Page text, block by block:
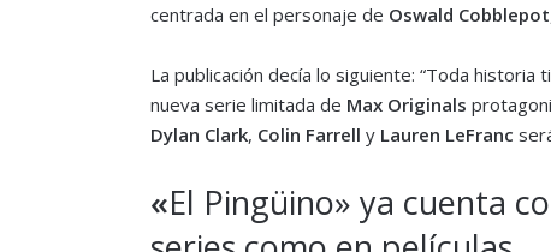
centrada en el personaje de Oswald Cobblepot
La publicación decía lo siguiente: “Toda
nueva serie limitada de Max Originals
Dylan Clark, Colin Farrell y Lauren LeFranc
«El Pingüino» ya cuenta